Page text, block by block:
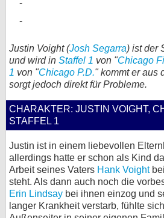
Justin Voight (Josh Segarra) ist der
und wird in Staffel 1 von "Chicago
1 von "Chicago P.D." kommt er aus
sorgt jedoch direkt für Probleme.
CHARAKTER: JUSTIN VOIGHT,
STAFFEL 1
Justin ist in einem liebevollen
allerdings hatte er schon als Kind
Arbeit seines Vaters Hank Voight
steht. Als dann auch noch die
Erin Lindsay bei ihnen einzog und
langer Krankheit verstarb, fühlte
Forum
bei X
bei
Kontakt